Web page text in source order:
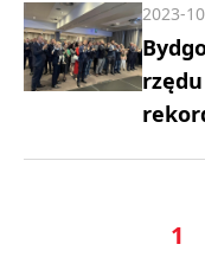
2023-
1